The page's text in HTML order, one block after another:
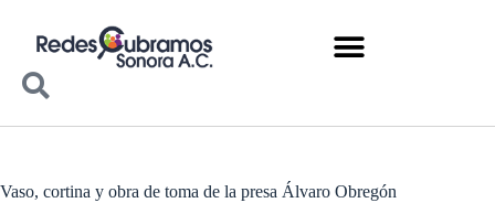
Vaso, cortina y obra de toma de la presa Álvaro Obregón